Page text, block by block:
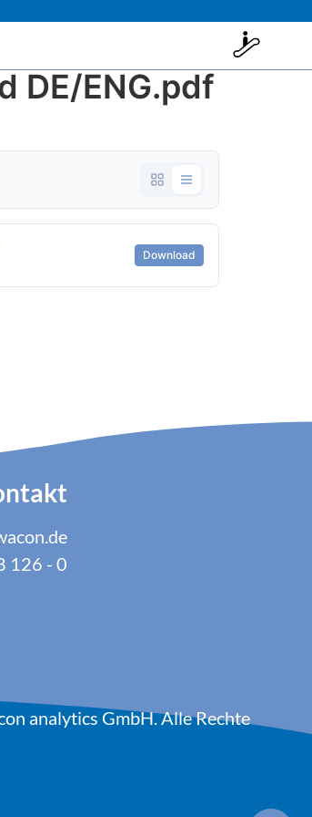
DE/ENG.pdf
Download
126 - 0
analytics GmbH. Alle Rechte